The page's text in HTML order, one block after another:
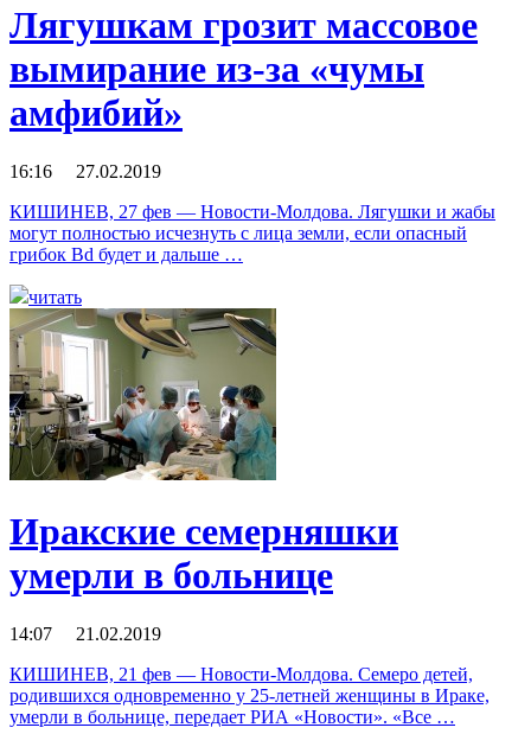
Лягушкам грозит массовое
вымирание из-за «чумы
амфибий»
16:16 27.02.2019
КИШИНЕВ, 27 фев — Новости-Молдова. Лягушки и жабы
могут полностью исчезнуть с лица земли, если опасный
грибок Bd будет и дальше …
читать
Иракские семерняшки
умерли в больнице
14:07 21.02.2019
КИШИНЕВ, 21 фев — Новости-Молдова. Семеро детей,
родившихся одновременно у 25-летней женщины в Ираке,
умерли в больнице, передает РИА «Новости». «Все …